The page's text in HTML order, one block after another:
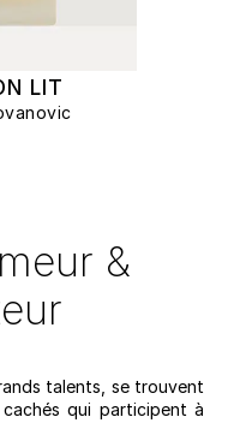
LIT
&
talents, se trouvent
qui participent à